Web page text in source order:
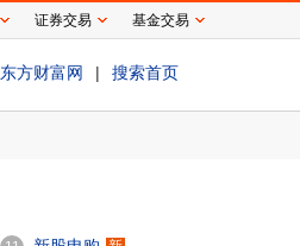
东方财富网 | 搜索首页
证券交易 基金交易